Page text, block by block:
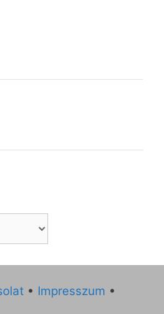
• Impresszum •